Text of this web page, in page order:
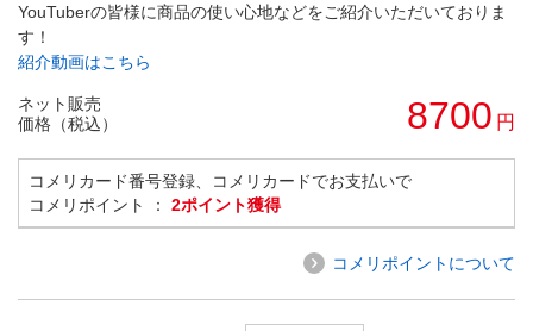
YouTuberの皆様に商品の使い心地などをご紹介いただいておりま
す！
紹介動画はこちら
ネット販売
価格（税込）
8700 円
コメリカード番号登録、コメリカードでお支払いで
コメリポイント ： 2ポイント獲得
コメリポイントについて